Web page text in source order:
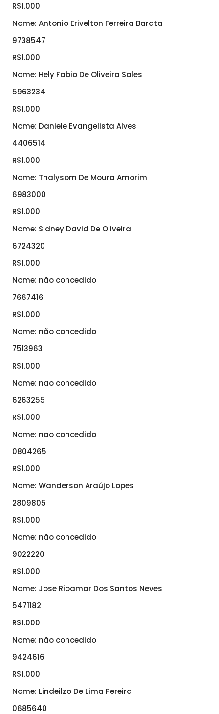
R$1.000
Nome: Antonio Erivelton Ferreira Barata
9738547
R$1.000
Nome: Hely Fabio De Oliveira Sales
5963234
R$1.000
Nome: Daniele Evangelista Alves
4406514
R$1.000
Nome: Thalysom De Moura Amorim
6983000
R$1.000
Nome: Sidney David De Oliveira
6724320
R$1.000
Nome: não concedido
7667416
R$1.000
Nome: não concedido
7513963
R$1.000
Nome: nao concedido
6263255
R$1.000
Nome: nao concedido
0804265
R$1.000
Nome: Wanderson Araújo Lopes
2809805
R$1.000
Nome: não concedido
9022220
R$1.000
Nome: Jose Ribamar Dos Santos Neves
5471182
R$1.000
Nome: não concedido
9424616
R$1.000
Nome: Lindeilzo De Lima Pereira
0685640